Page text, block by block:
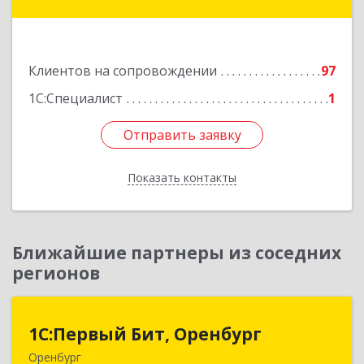
Клиентов на сопровождении
97
1С:Специалист
1
Отправить заявку
Показать контакты
Отправить заявку
Назад
Ближайшие партнеры из соседних
регионов
1С:Первый Бит, Оренбург
Оренбург
1С:Первый Бит, Оренбург
460044, Оренбургская обл, Оренбург, Березка